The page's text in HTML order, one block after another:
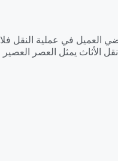
العميل في عملية النقل فلا
الأثاث يمثل العصر العصير